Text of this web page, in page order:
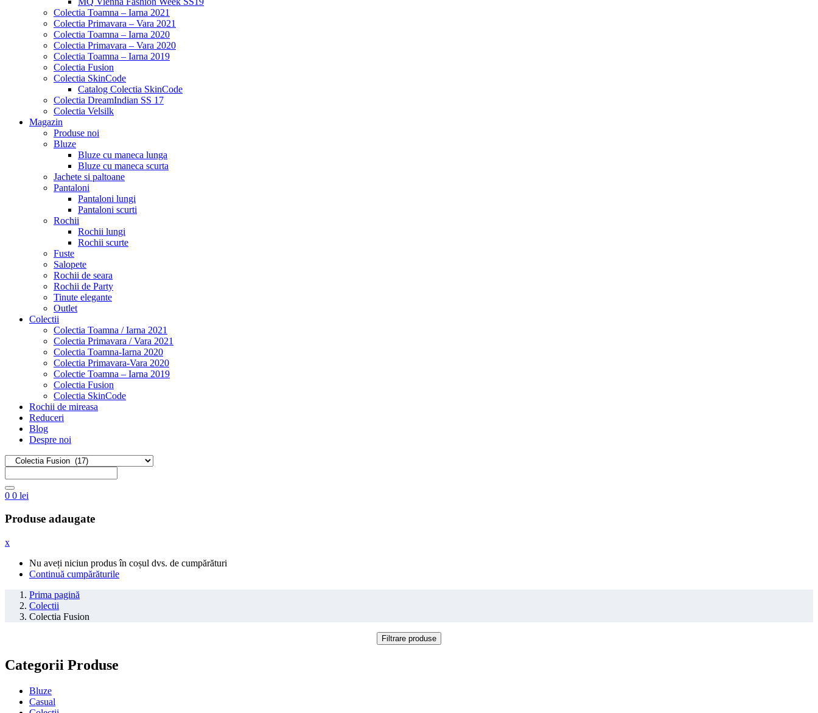
Colectia Toamna – Iarna 2021
Colectia Primavara – Vara 2021
Colectia Toamna – Iarna 2020
Colectia Primavara – Vara 2020
Colectia Toamna – Iarna 2019
Colectia Fusion
Colectia SkinCode
Catalog Colectia SkinCode
Colectia DreamIndian SS 17
Colectia Velsilk
Magazin
Produse noi
Bluze
Bluze cu maneca lunga
Bluze cu maneca scurta
Jachete si paltoane
Pantaloni
Pantaloni lungi
Pantaloni scurti
Rochii
Rochii lungi
Rochii scurte
Fuste
Salopete
Rochii de seara
Rochii de Party
Tinute elegante
Outlet
Colectii
Colectia Toamna / Iarna 2021
Colectia Primavara / Vara 2021
Colectia Toamna-Iarna 2020
Colectia Primavara-Vara 2020
Colectie Toamna – Iarna 2019
Colectia Fusion
Colectia SkinCode
Rochii de mireasa
Reduceri
Blog
Despre noi
0 0 lei
Produse adaugate
x
Nu aveți niciun produs în coșul dvs. de cumpărături
Continuă cumpărăturile
Prima pagină
Colectii
Colectia Fusion
Filtrare produse
Categorii Produse
Bluze
Casual